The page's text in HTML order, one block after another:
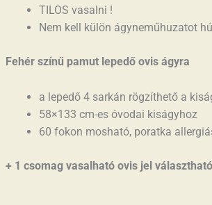
TILOS vasalni !
Nem kell külön ágyneműhuzatot
Fehér színű pamut lepedő ovis ágyra
a lepedő 4 sarkán rögzíthető a
58×133 cm-es óvodai kiságyhoz
60 fokon mosható, poratka
+ 1 csomag vasalható ovis jel